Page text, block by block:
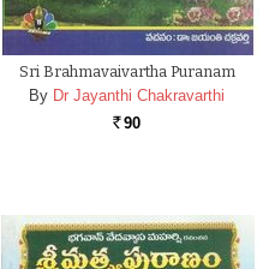
Sri Brahmavaivartha Puranam
By Dr Jayanthi Chakravarthi
Rs. 90